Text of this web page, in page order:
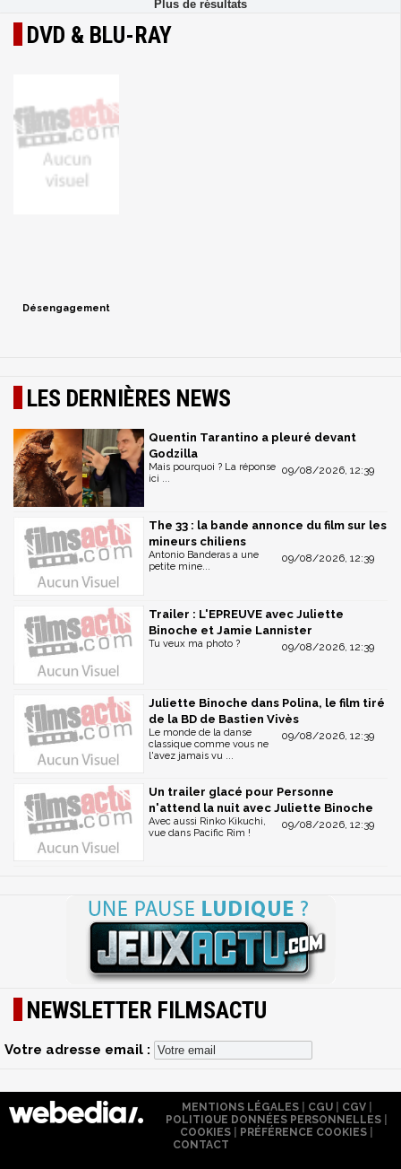
DVD & BLU-RAY
Désengagement
LES DERNIÈRES NEWS
Quentin Tarantino a pleuré devant
Godzilla
09/08/2026, 12:39
Mais pourquoi ? La réponse
ici ...
The 33 : la bande annonce du film sur les
mineurs chiliens
09/08/2026, 12:39
Antonio Banderas a une
petite mine...
Trailer : L'EPREUVE avec Juliette
Binoche et Jamie Lannister
09/08/2026, 12:39
Tu veux ma photo ?
Juliette Binoche dans Polina, le film tiré
de la BD de Bastien Vivès
09/08/2026, 12:39
Le monde de la danse
classique comme vous ne
l'avez jamais vu ...
Un trailer glacé pour Personne
n'attend la nuit avec Juliette Binoche
09/08/2026, 12:39
Avec aussi Rinko Kikuchi,
vue dans Pacific Rim !
NEWSLETTER FILMSACTU
Votre adresse email :
MENTIONS LÉGALES| CGU| CGV|
POLITIQUE DONNÉES PERSONNELLES
COOKIES
PRÉFÉRENCE COOKIES
CONTACT